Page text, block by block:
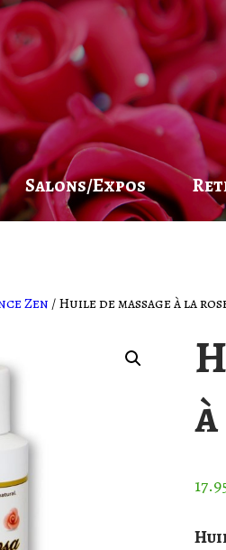
Salons/Expos
Zen / Huile de massage à la